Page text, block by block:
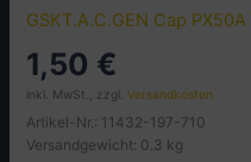
GSKT.A.C.GEN Cap PX50A
1,50 €
inkl. MwSt., zzgl.Versandkosten
Artikel-Nr.: 11432-197-710
Versandgewicht: 0.3 kg